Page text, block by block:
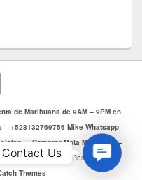
de Marihuana de 9AM – 9PM en
+528132769756 Mike Whatsapp –
– Comprar Mota Monterrey –
. Todos los Derechos Reservados.
Themes
Us
Contact Us